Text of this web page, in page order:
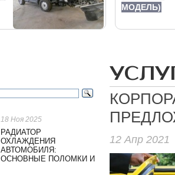
МОДЕЛЬ)
12 Апр 2021
18 Ноя 2025
РАДИАТОР
ОХЛАЖДЕНИЯ
АВТОМОБИЛЯ:
ОСНОВНЫЕ ПОЛОМКИ И